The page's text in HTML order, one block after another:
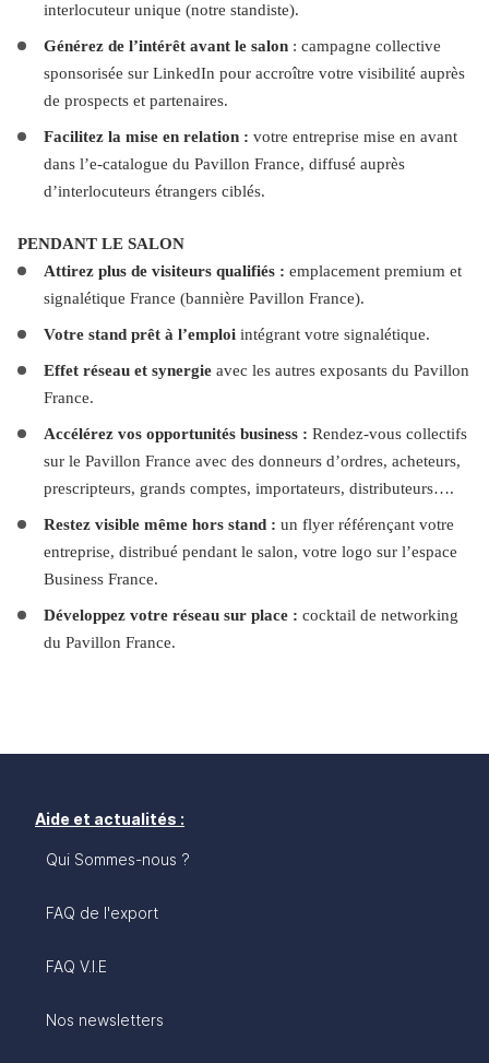
interlocuteur unique (notre standiste).
Générez de l’intérêt avant le salon : campagne collective
sponsorisée sur LinkedIn pour accroître votre visibilité auprès
de prospects et partenaires.
Facilitez la mise en relation : votre entreprise mise en avant
dans l’e-catalogue du Pavillon France, diffusé auprès
d’interlocuteurs étrangers ciblés.
PENDANT LE SALON
Attirez plus de visiteurs qualifiés : emplacement premium et
signalétique France (bannière Pavillon France).
Votre stand prêt à l’emploi intégrant votre signalétique.
Effet réseau et synergie avec les autres exposants du Pavillon
France.
Accélérez vos opportunités business : Rendez-vous collectifs
sur le Pavillon France avec des donneurs d’ordres, acheteurs,
prescripteurs, grands comptes, importateurs, distributeurs….
Restez visible même hors stand : un flyer référençant votre
entreprise, distribué pendant le salon, votre logo sur l’espace
Business France.
Développez votre réseau sur place : cocktail de networking
du Pavillon France.
Aide et actualités :
Qui Sommes-nous ?
FAQ de l'export
FAQ V.I.E
Nos newsletters